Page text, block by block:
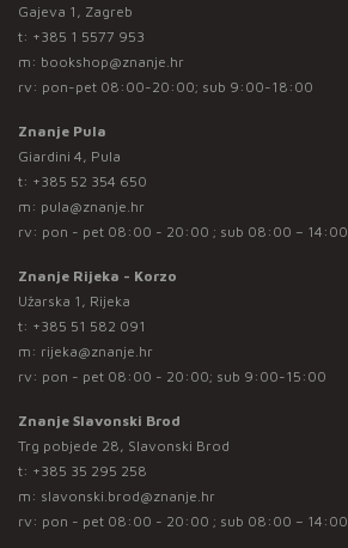
Gajeva 1, Zagreb
t: +385 1 5577 953
m: bookshop@znanje.hr
rv: pon-pet 08:00-20:00; sub 9:00-18:00
Znanje Pula
Giardini 4, Pula
t: +385 52 354 650
m: pula@znanje.hr
rv: pon - pet 08:00 - 20:00 ; sub 08:00 – 14:00
Znanje Rijeka - Korzo
Užarska 1, Rijeka
t: +385 51 582 091
m: rijeka@znanje.hr
rv: pon - pet 08:00 - 20:00; sub 9:00-15:00
Znanje Slavonski Brod
Trg pobjede 28, Slavonski Brod
t: +385 35 295 258
m: slavonski.brod@znanje.hr
rv: pon - pet 08:00 - 20:00 ; sub 08:00 – 14:00